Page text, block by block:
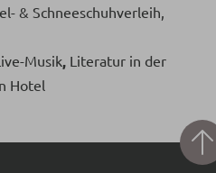
& Schneeschuhverleih,
Musik, Literatur in der
Hotel